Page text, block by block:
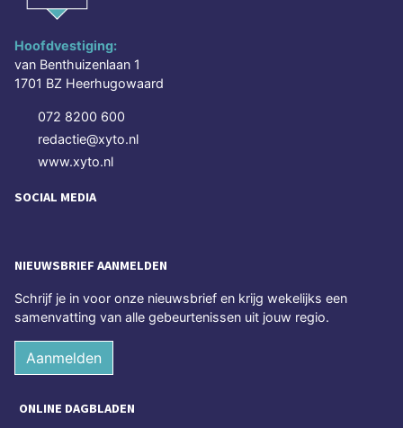
Hoofdvestiging:
van Benthuizenlaan 1
1701 BZ Heerhugowaard
072 8200 600
redactie@xyto.nl
www.xyto.nl
SOCIAL MEDIA
NIEUWSBRIEF AANMELDEN
Schrijf je in voor onze nieuwsbrief en krijg wekelijks een
samenvatting van alle gebeurtenissen uit jouw regio.
Aanmelden
ONLINE DAGBLADEN